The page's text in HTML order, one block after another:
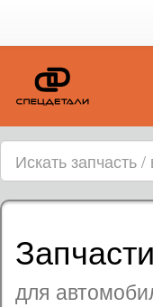
Запчасти
для